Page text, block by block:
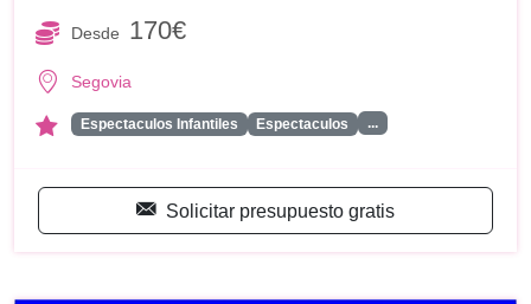
Desde 170€
Segovia
Espectaculos Infantiles Espectaculos ...
Solicitar presupuesto gratis